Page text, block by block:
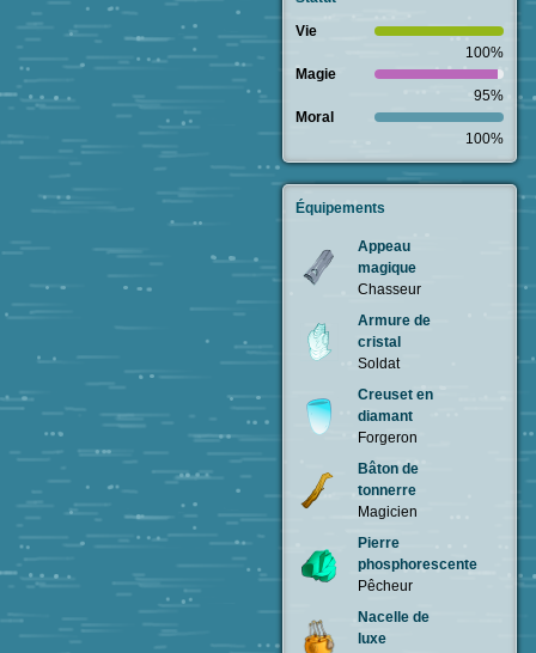
Vie
100%
Magie
95%
Moral
100%
Équipements
Appeau
magique
Chasseur
Armure de
cristal
Soldat
Creuset en
diamant
Forgeron
Bâton de
tonnerre
Magicien
Pierre
phosphorescente
Pêcheur
Nacelle de
luxe